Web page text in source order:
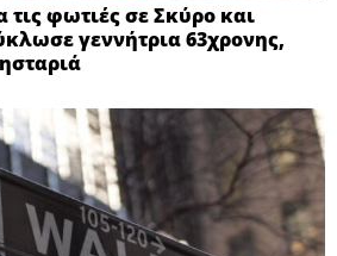
φωτιές σε Σκύρο και
γεννήτρια 63χρονης,